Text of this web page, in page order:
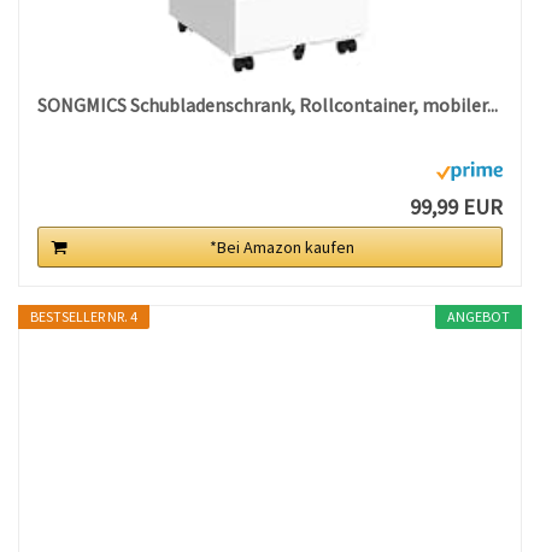
SONGMICS Schubladenschrank, Rollcontainer, mobiler...
99,99 EUR
*Bei Amazon kaufen
ANGEBOT
BESTSELLER NR. 4